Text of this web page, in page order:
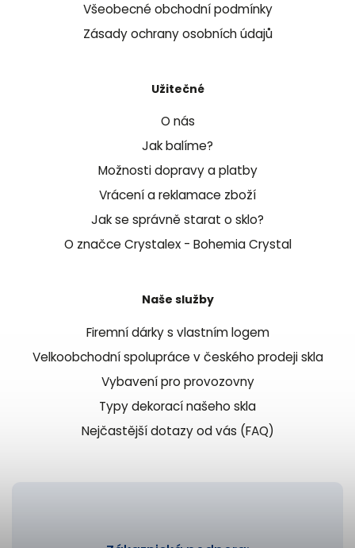
Všeobecné obchodní podmínky
Zásady ochrany osobních údajů
Užitečné
O nás
Jak balíme?
Možnosti dopravy a platby
Vrácení a reklamace zboží
Jak se správně starat o sklo?
O značce Crystalex - Bohemia Crystal
Naše služby
Firemní dárky s vlastním logem
Velkoobchodní spolupráce v českého prodeji skla
Vybavení pro provozovny
Typy dekorací našeho skla
Nejčastější dotazy od vás (FAQ)